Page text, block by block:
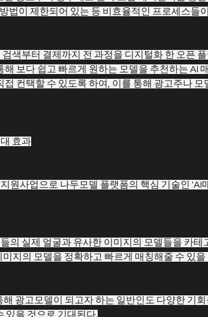
법이 제한되어 있는 등 비효율적인 프로세스들
색부터 결제까지 전 과정을 디지털화 한 오픈
해 보다 쉽고 빠르게 원하는 모델을 추천하는 AI
접 컨택할 수 있도록 하여, 이를 통해 광고주나 모
효과
원사업으로 나두모델 플랫폼의 핵심 기술인 'AI
의 실제 얼굴과 유사한 이미지의 모델들을 카테
지의 모델을 정확하고 빠르게 매칭해줄 수 있
해 광고모델이 되고자 하는 일반인도 다양한 기
있을 것으로 기대된다.